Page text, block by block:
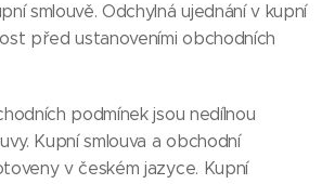
smlouvě. Odchylná ujednání v kupní
před ustanoveními obchodních
podmínek jsou nedílnou
Kupní smlouva a obchodní
v českém jazyce. Kupní